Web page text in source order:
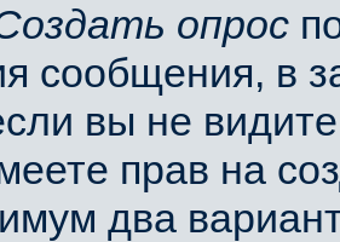
опрос
сообщения, в
вы не
прав на
два